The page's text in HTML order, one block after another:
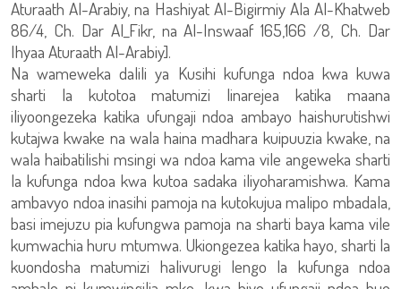
Aturaath Al-Arabiy, na Hashiyat Al-Bigirmiy Ala Al-Khatweb
86/4, Ch. Dar Al_Fikr, na Al-Inswaaf 165,166 /8, Ch. Dar
Ihyaa Aturaath Al-Arabiy].
Na wameweka dalili ya Kusihi kufunga ndoa kwa kuwa
sharti la kutotoa matumizi linarejea katika maana
iliyoongezeka katika ufungaji ndoa ambayo haishurutishwi
kutajwa kwake na wala haina madhara kuipuuzia kwake, na
wala haibatilishi msingi wa ndoa kama vile angeweka sharti
la kufunga ndoa kwa kutoa sadaka iliyoharamishwa. Kama
ambavyo ndoa inasihi pamoja na kutokujua malipo mbadala,
basi imejuzu pia kufungwa pamoja na sharti baya kama vile
kumwachia huru mtumwa. Ukiongezea katika hayo, sharti la
kuondosha matumizi halivurugi lengo la kufunga ndoa